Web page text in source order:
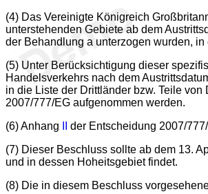
(4) Das Vereinigte Königreich
unterstehenden Gebiete ab dem
der Behandlung a unterzogen wurden,
(5) Unter Berücksichtigung dieser
Handelsverkehrs nach dem
in die Liste der Drittländer bzw. Teile
2007/777/EG aufgenommen werden.
(6) Anhang
der Entscheidung 2007/
(7) Dieser Beschluss sollte ab dem 13.
und in dessen Hoheitsgebiet findet.
(8) Die in diesem Beschluss